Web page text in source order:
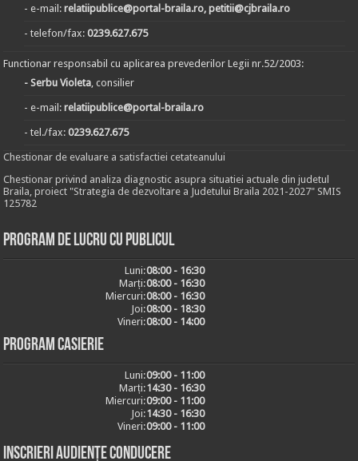
- e-mail:relatiipublice@portal-braila.ro, petitii@cjbraila.ro
- telefon/fax:0239.627.675
Functionar responsabil cu aplicarea prevederilor Legii nr.52/2003:
- Serbu Violeta, consilier
- e-mail:relatiipublice@portal-braila.ro
- tel./fax:0239.627.675
Chestionar de evaluare a satisfactiei cetateanului
Chestionar privind analiza diagnostic asupra situatiei actuale din judetul
Braila, proiect "Strategia de dezvoltare a Judetului Braila 2021-2027" SMIS
125782
Program de lucru cu publicul
Luni:08:00 - 16:30
Marți:08:00 - 16:30
Miercuri:08:00 - 16:30
Joi:08:00 - 18:30
Vineri:08:00 - 14:00
Program casierie
Luni:09:00 - 11:00
Marți:14:30 - 16:30
Miercuri:09:00 - 11:00
Joi:14:30 - 16:30
Vineri:09:00 - 11:00
Inscrieri audiențe conducere